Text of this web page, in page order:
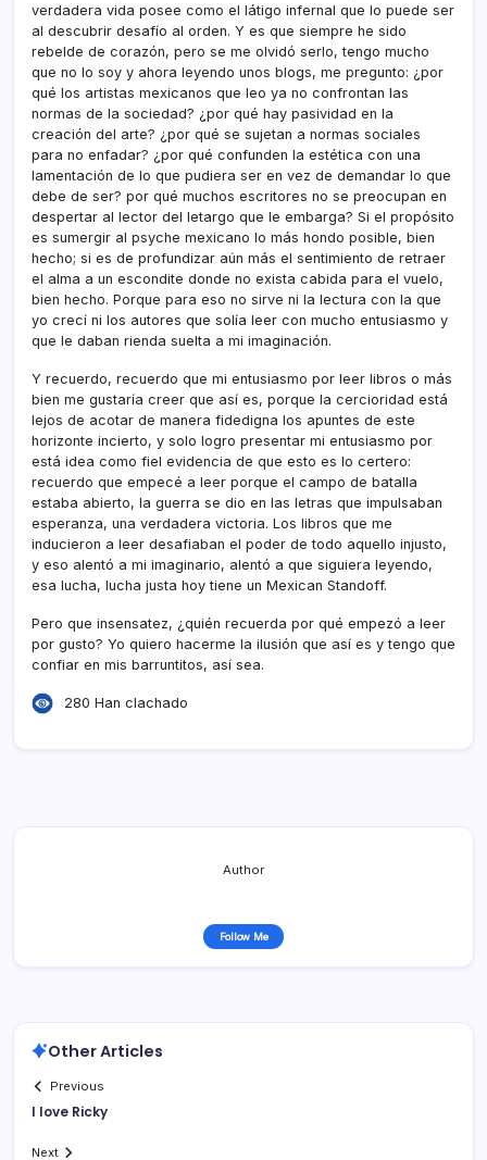
verdadera vida posee como el látigo infernal que lo puede ser
al descubrir desafí­o al orden. Y es que siempre he sido
rebelde de corazón, pero se me olvidó serlo, tengo mucho
que no lo soy y ahora leyendo unos blogs, me pregunto: ¿por
qué los artistas mexicanos que leo ya no confrontan las
normas de la sociedad? ¿por qué hay pasividad en la
creación del arte? ¿por qué se sujetan a normas sociales
para no enfadar? ¿por qué confunden la estética con una
lamentación de lo que pudiera ser en vez de demandar lo que
debe de ser? por qué muchos escritores no se preocupan en
despertar al lector del letargo que le embarga? Si el propósito
es sumergir al psyche mexicano lo más hondo posible, bien
hecho; si es de profundizar aún más el sentimiento de retraer
el alma a un escondite donde no exista cabida para el vuelo,
bien hecho. Porque para eso no sirve ni la lectura con la que
yo crecí­ ni los autores que solí­a leer con mucho entusiasmo y
que le daban rienda suelta a mi imaginación.
Y recuerdo, recuerdo que mi entusiasmo por leer libros o más
bien me gustarí­a creer que así­ es, porque la cercioridad está
lejos de acotar de manera fidedigna los apuntes de este
horizonte incierto, y solo logro presentar mi entusiasmo por
está idea como fiel evidencia de que esto es lo certero:
recuerdo que empecé a leer porque el campo de batalla
estaba abierto, la guerra se dio en las letras que impulsaban
esperanza, una verdadera victoria. Los libros que me
inducieron a leer desafiaban el poder de todo aquello injusto,
y eso alentó a mi imaginario, alentó a que siguiera leyendo,
esa lucha, lucha justa hoy tiene un Mexican Standoff.
Pero que insensatez, ¿quién recuerda por qué empezó a leer
por gusto? Yo quiero hacerme la ilusión que así­ es y tengo que
confiar en mis barruntitos, así­ sea.
280 Han clachado
Author
Follow Me
Other Articles
Previous
I love Ricky
Next